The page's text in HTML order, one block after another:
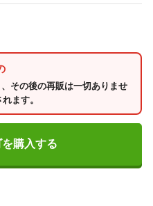
その後の再販は一切ありませ
ます。
購入する